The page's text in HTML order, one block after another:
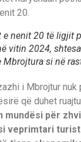
20.
e nenit 20 të ligjit
vitin 2024,
Mbrojtura si në
i Mbrojtur nuk
që duhet
mundësi për
veprimtari